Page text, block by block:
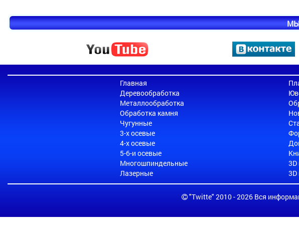
МЫ
Главная
Деревообработка
Металлообработка
Обработка камня
Чугунные
3-х осевые
4-х осевые
5-6-и осевые
Многошпиндельные
Лазерные
"Twitte" 2010 - 2026 Вся